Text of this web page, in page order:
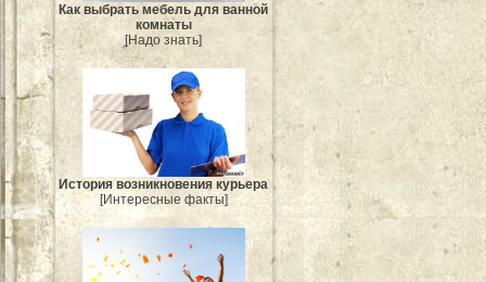
Как выбрать мебель для ванной
комнаты
[Надо знать]
История возникновения курьера
[Интересные факты]